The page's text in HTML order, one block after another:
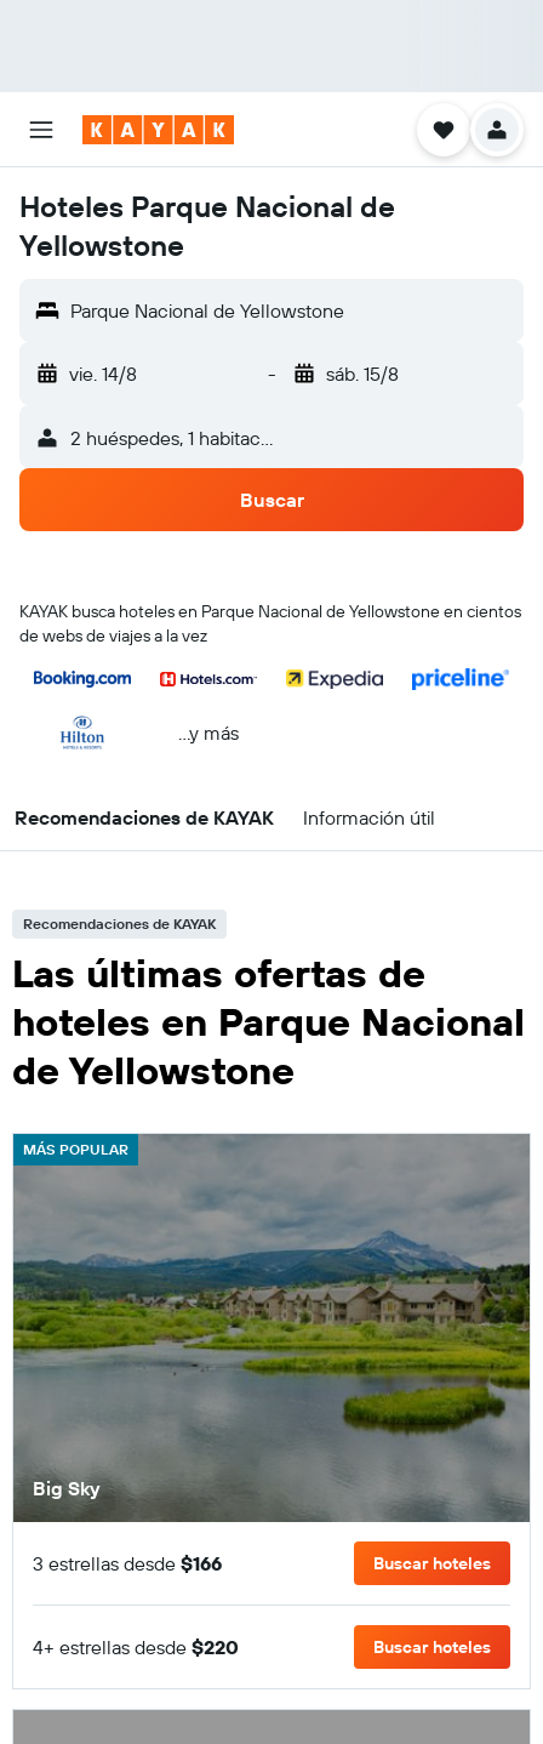
Hoteles Parque Nacional de
Yellowstone
Parque Nacional de Yellowstone
vie. 14/8 - sáb. 15/8
2 huéspedes, 1 habitación
Buscar
KAYAK busca hoteles en Parque Nacional de Yellowstone en cientos
de webs de viajes a la vez
...y más
Recomendaciones de KAYAK Información útil
Recomendaciones de KAYAK
Las últimas ofertas de
hoteles en Parque Nacional
de Yellowstone
MÁS POPULAR
Big Sky
3 estrellas desde $166 Buscar hoteles
4+ estrellas desde $220 Buscar hoteles